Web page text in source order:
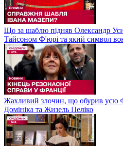
Що за шаблю підняв Олександр
Тайсоном Ф'юрі та який символ
Жахливий злочин, що обурив усю
Домініка та Жизель Пеліко